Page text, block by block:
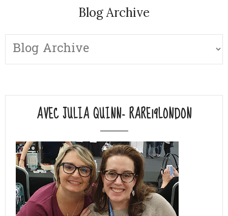
Blog Archive
AVEC JULIA QUINN- RARE19LONDON